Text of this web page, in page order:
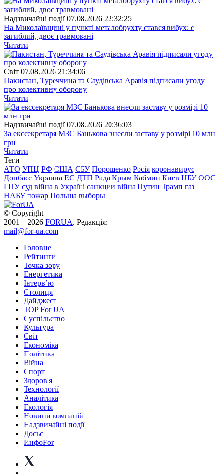
Надзвичайні події 07.08.2026 22:32:25
На Миколаївщині у пункті металобрухту стався вибух: є
загиблий, двоє травмовані
Читати
Свiт 07.08.2026 21:34:06
Пакистан, Туреччина та Саудівська Аравія підписали угоду
про колективну оборону
Читати
Надзвичайні події 07.08.2026 20:36:03
За екссекретаря МЗС Банькова внесли заставу у розмірі 10 млн
грн
Читати
Теги
АТО УПЦ РФ США СБУ Порошенко Росія коронавирус
Донбасс Украина ЕС ДТП Рада Крым Кабмин Киев НБУ ООС
ГПУ суд війна в Україні санкции війна Путин Трамп газ
НАБУ пожар Польша выборы
© Copyright
2001—2026 FORUA. Редакція:
mail@for-ua.com
Головне
Рейтинги
Точка зору
Енергетика
Інтерв’ю
Столиця
Дайджест
TOP For UA
Суспiльство
Культура
Світ
Економіка
Політика
Війна
Спорт
Здоров'я
Технології
Аналітика
Екологія
Новини компаній
Надзвичайні події
Досьє
ИнфоFor